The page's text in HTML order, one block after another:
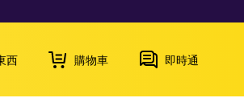
西 購物車 即時通